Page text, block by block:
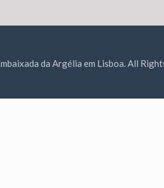
da Argélia em Lisboa. All